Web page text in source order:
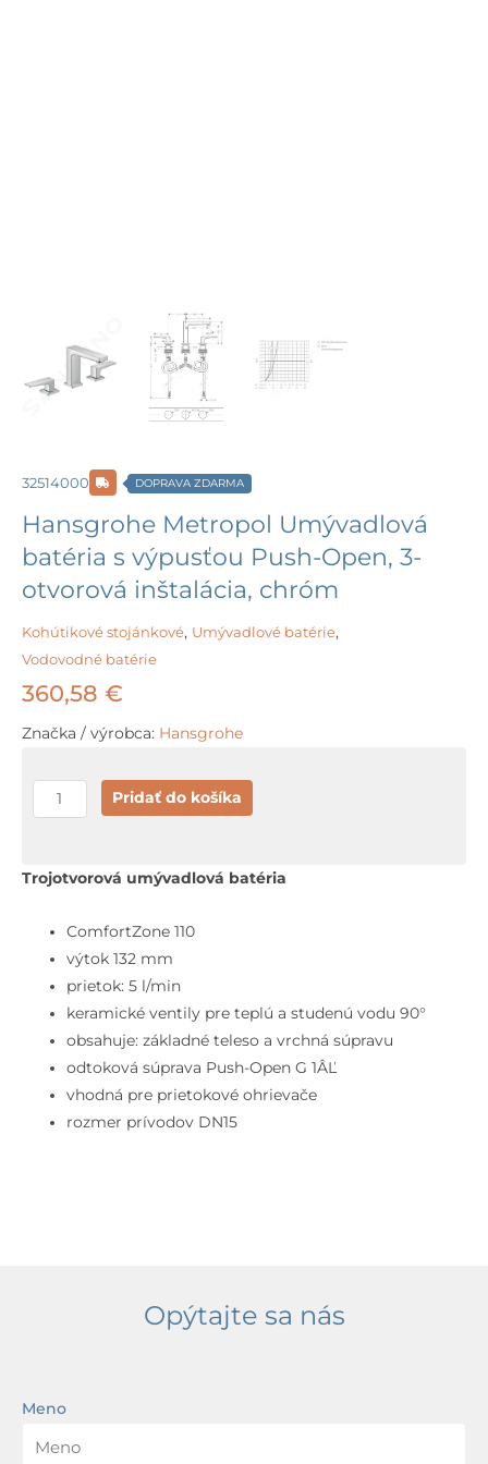
32514000 DOPRAVA ZDARMA
Hansgrohe Metropol Umývadlová
batéria s výpusťou Push-Open, 3-
otvorová inštalácia, chróm
Kohútikové stojánkové, Umývadlové batérie,
Vodovodné batérie
360,58 €
Značka / výrobca: Hansgrohe
množstvo
Hansgrohe
Umývadlová
výpusťou
Push-
Open,
otvorová
inštalácia,
chróm
Pridať do košíka
Trojotvorová umývadlová batéria
ComfortZone 110
výtok 132 mm
prietok: 5 l/min
keramické ventily pre teplú a studenú vodu 90°
obsahuje: základné teleso a vrchná súpravu
odtoková súprava Push-Open G 1ÂĽ
vhodná pre prietokové ohrievače
rozmer prívodov DN15
Opýtajte sa nás
Meno